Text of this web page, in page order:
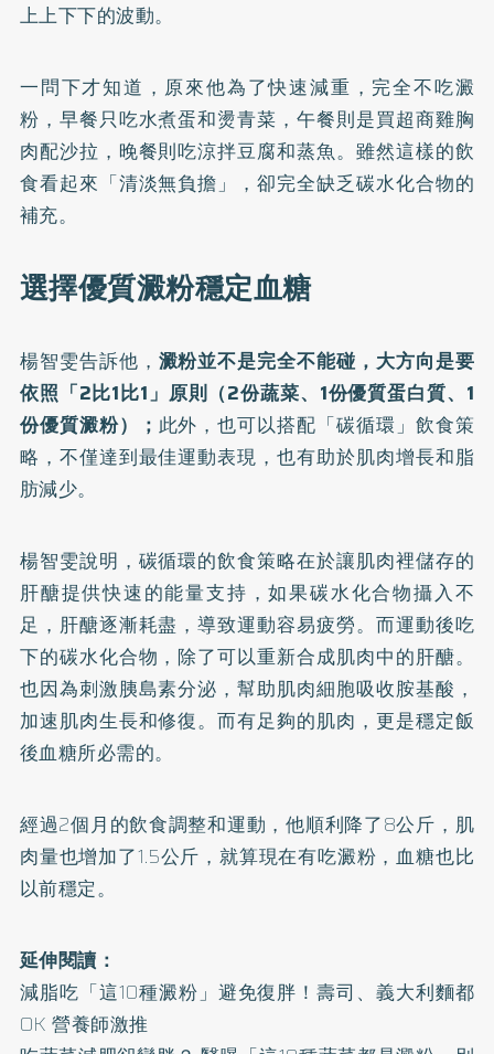
上上下下的波動。
一問下才知道，原來他為了快速減重，完全不吃澱
粉，早餐只吃水煮蛋和燙青菜，午餐則是買超商雞胸
肉配沙拉，晚餐則吃涼拌豆腐和蒸魚。雖然這樣的飲
食看起來「清淡無負擔」，卻完全缺乏碳水化合物的
補充。
選擇優質澱粉穩定血糖
楊智雯告訴他， 澱粉並不是完全不能碰，大方向是要
依照「2比1比1」原則（2份蔬菜、1份優質蛋白質、1
份優質澱粉）； 此外，也可以搭配「碳循環」飲食策
略，不僅達到最佳運動表現，也有助於肌肉增長和脂
肪減少。
楊智雯說明，碳循環的飲食策略在於讓肌肉裡儲存的
肝醣提供快速的能量支持，如果碳水化合物攝入不
足，肝醣逐漸耗盡，導致運動容易疲勞。而運動後吃
下的碳水化合物，除了可以重新合成肌肉中的肝醣。
也因為刺激胰島素分泌，幫助肌肉細胞吸收胺基酸，
加速肌肉生長和修復。而有足夠的肌肉，更是穩定飯
後血糖所必需的。
經過2個月的飲食調整和運動，他順利降了8公斤，肌
肉量也增加了1.5公斤，就算現在有吃澱粉，血糖也比
以前穩定。
延伸閱讀：
減脂吃「這10種澱粉」避免復胖！壽司、義大利麵都
OK 營養師激推